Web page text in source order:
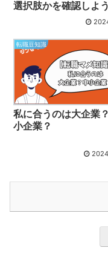
選択肢かを確認しよ
転職豆知識
私に合うのは大企業
小企業？